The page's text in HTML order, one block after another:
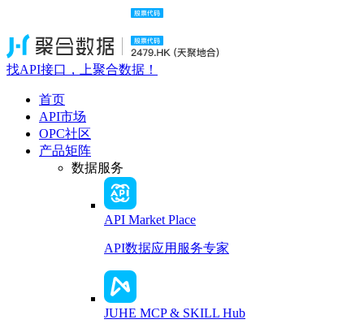
找API接口，上聚合数据！
首页
API市场
OPC社区
产品矩阵
数据服务
API Market Place
API数据应用服务专家
JUHE MCP & SKILL Hub